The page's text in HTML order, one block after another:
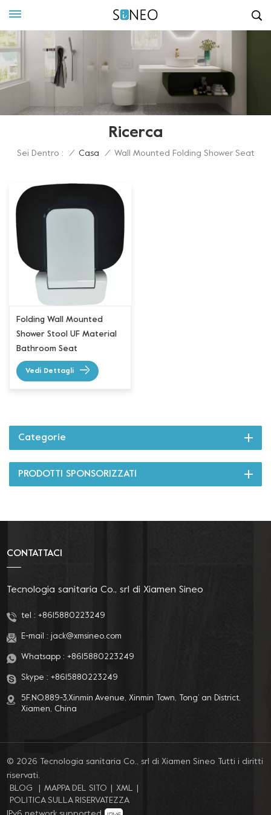
Ricerca
Sei Dentro : / Casa / Wall Mounted Folding Shower Seat
Folding Wall Mounted
Shower Stool UF Material
Bathroom Seat
Vedi Dettagli
Categorie
PRODOTTI SPONSORIZZATI
CONTATTACI
Tecnologia sanitaria Co., srl di Xiamen Sineo
tel : +8615880223249
E-mail : jack@xmsineo.com
Whatsapp : +8615880223249
Skype : +8615880223249
5F,NO.889-3,Xinmin Avenue, Xinmin Town, Tong’ an District,
Xiamen, China
© 2026 Tecnologia sanitaria Co., srl di Xiamen Sineo Tutti i diritti
riservati.
BLOG
MAPPA DEL SITO XML
POLITICA SULLA RISERVATEZZA